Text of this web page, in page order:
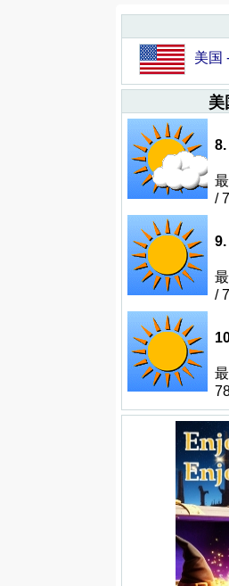
美国
美
8.
/
9.
/